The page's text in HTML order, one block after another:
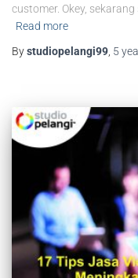
customer. Okey,
Read more
Bystudiopelangi99 5